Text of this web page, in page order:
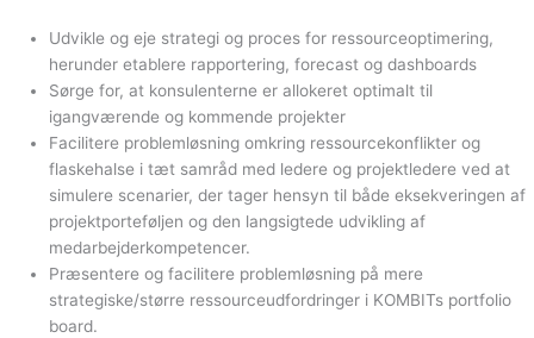
Udvikle og eje strategi og proces for ressourceoptimering,
herunder etablere rapportering, forecast og dashboards
Sørge for, at konsulenterne er allokeret optimalt til
igangværende og kommende projekter
Facilitere problemløsning omkring ressourcekonflikter og
flaskehalse i tæt samråd med ledere og projektledere ved at
simulere scenarier, der tager hensyn til både eksekveringen af
projektporteføljen og den langsigtede udvikling af
medarbejderkompetencer.
Præsentere og facilitere problemløsning på mere
strategiske/større ressourceudfordringer i KOMBITs portfolio
board.